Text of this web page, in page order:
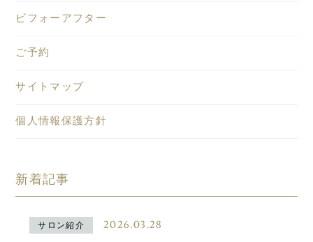
ビフォーアフター
ご予約
サイトマップ
個人情報保護方針
新着記事
サロン紹介 2026.03.28